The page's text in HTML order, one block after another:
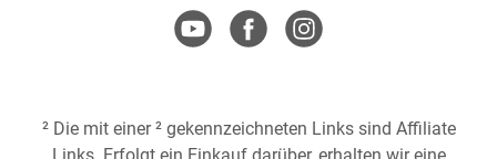
² Die mit einer ² gekennzeichneten Links sind Affiliate